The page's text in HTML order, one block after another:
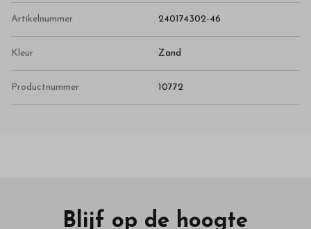
Artikelnummer 240174302-46
Kleur Zand
Productnummer 10772
Blijf op de hoogte